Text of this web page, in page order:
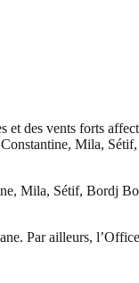
des vents forts
Mila,
Mila, Sétif, Bordj
Par ailleurs,